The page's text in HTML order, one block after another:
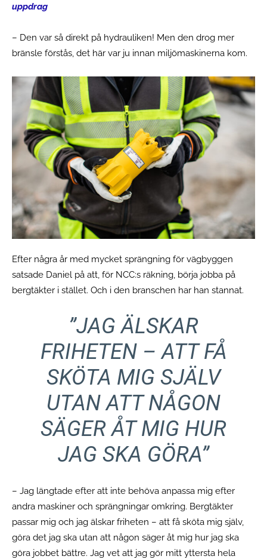
uppdrag
– Den var så direkt på hydrauliken! Men den drog mer
bränsle förstås, det här var ju innan miljömaskinerna kom.
Efter några år med mycket sprängning för vägbyggen
satsade Daniel på att, för NCC:s räkning, börja jobba på
bergtäkter i stället. Och i den branschen har han stannat.
”JAG ÄLSKAR
FRIHETEN – ATT FÅ
SKÖTA MIG SJÄLV
UTAN ATT NÅGON
SÄGER ÅT MIG HUR
JAG SKA GÖRA”
– Jag längtade efter att inte behöva anpassa mig efter
andra maskiner och sprängningar omkring. Bergtäkter
passar mig och jag älskar friheten – att få sköta mig själv,
göra det jag ska utan att någon säger åt mig hur jag ska
göra jobbet bättre. Jag vet att jag gör mitt yttersta hela